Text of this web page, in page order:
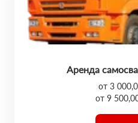
Аренда
от 3
от 9